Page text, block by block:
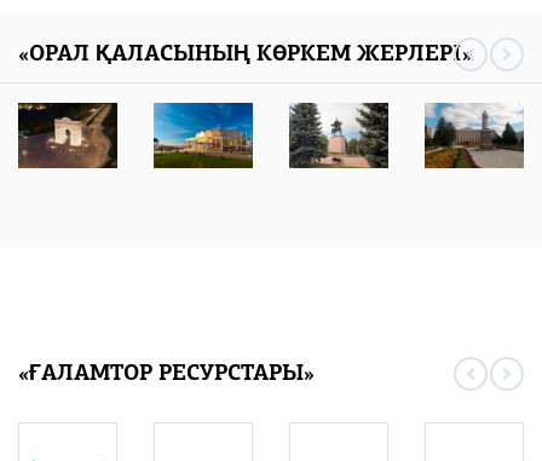
«ОРАЛ ҚАЛАСЫНЫҢ КӨРКЕМ ЖЕРЛЕРІ»
«ҒАЛАМТОР РЕСУРСТАРЫ»